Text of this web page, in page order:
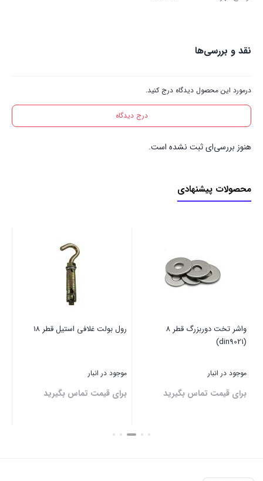
نقد و بررسی‌ها
درمورد این محصول دیدگاه درج کنید.
درج دیدگاه
هنوز بررسی‌ای ثبت نشده است.
محصولات پیشنهادی
واشر تخت دوربزرگ قطر 8
(din9021)
موجود در انبار
برای قیمت تماس بگیرید
رول بولت غلافی استیل قطر ۱۸
موجود در انبار
برای قیمت تماس بگیرید
بستن